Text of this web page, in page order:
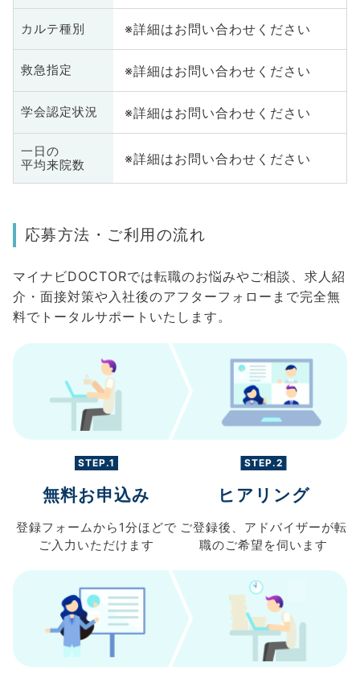
カルテ種別 ※詳細はお問い合わせください
救急指定 ※詳細はお問い合わせください
学会認定状況 ※詳細はお問い合わせください
一日の
平均来院数
※詳細はお問い合わせください
応募方法・ご利用の流れ
マイナビDOCTORでは転職のお悩みやご相談、求人紹
介・面接対策や入社後のアフターフォローまで完全無
料でトータルサポートいたします。
STEP.1
無料お申込み
登録フォームから 1分ほどで
ご入力 いただけます
STEP.2
ヒアリング
ご登録後、 アドバイザーが転
職のご希望を伺います